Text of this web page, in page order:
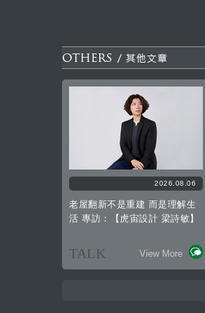
2026.08.06
老屋翻新不是重建 而是理解生
活 專訪：【虎宙設計 梁詩敏】
TALK View More